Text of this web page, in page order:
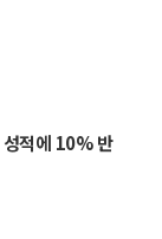
성적에 10%반